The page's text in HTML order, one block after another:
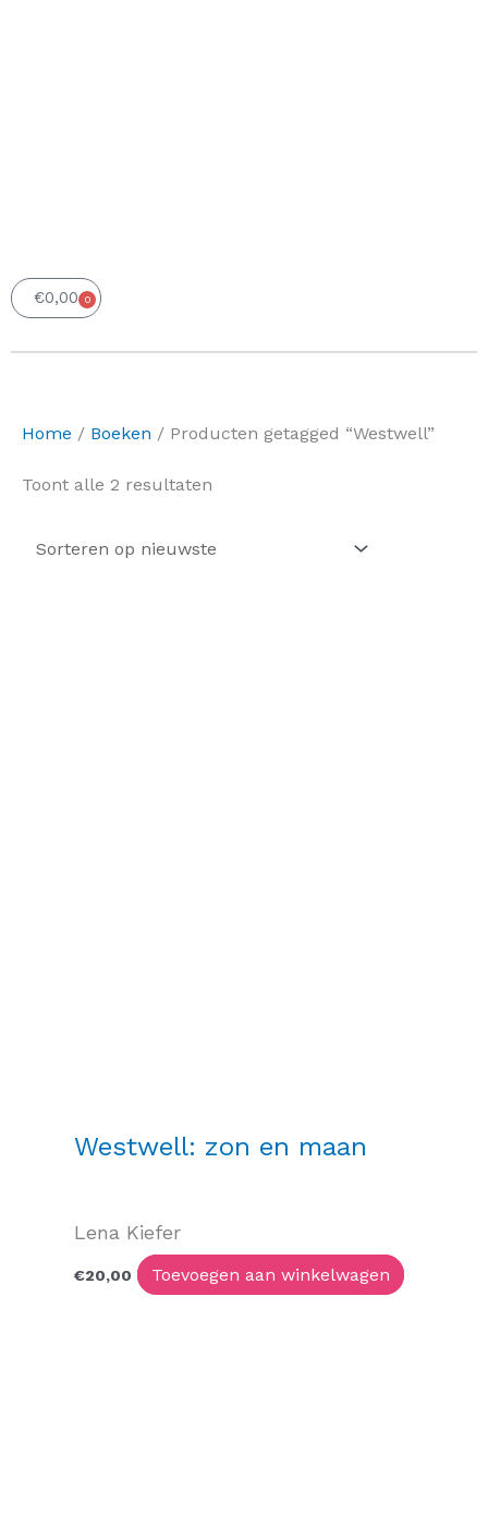
€0,00 0
Winkelwagen
Home / Boeken / Producten getagged “Westwell”
Toont alle 2 resultaten
nieuwste
Westwell: zon en maan
Lena Kiefer
€20,00 Toevoegen aan winkelwagen